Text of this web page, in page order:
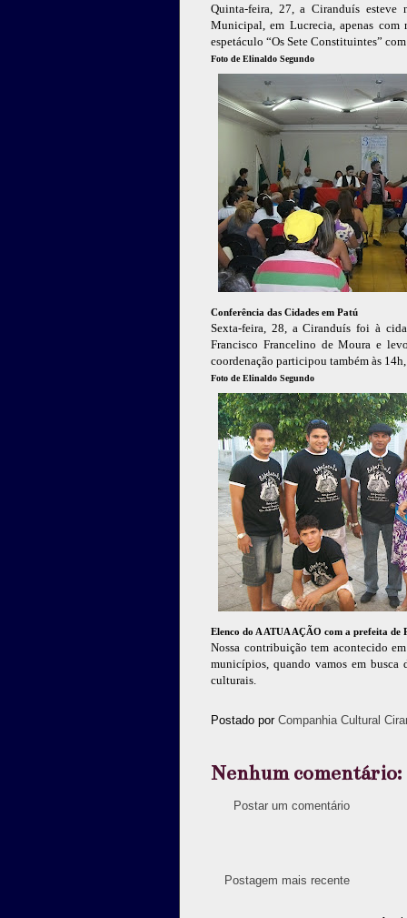
Quinta-feira, 27, a Ciranduís esteve
Municipal, em Lucrecia, apenas com
espetáculo “Os Sete Constituintes”
Foto de Elinaldo Segundo
Conferência das Cidades em Patú
Sexta-feira, 28, a Ciranduís foi à
Francisco Francelino de Moura e
coordenação participou também às
Foto de Elinaldo Segundo
Elenco do A ATUA AÇÃO com a prefeita de
Nossa contribuição tem acontecido
municípios, quando vamos em busca
culturais.
Postado por Companhia Cultural
Nenhum comentário:
Postar um comentário
Postagem mais recente